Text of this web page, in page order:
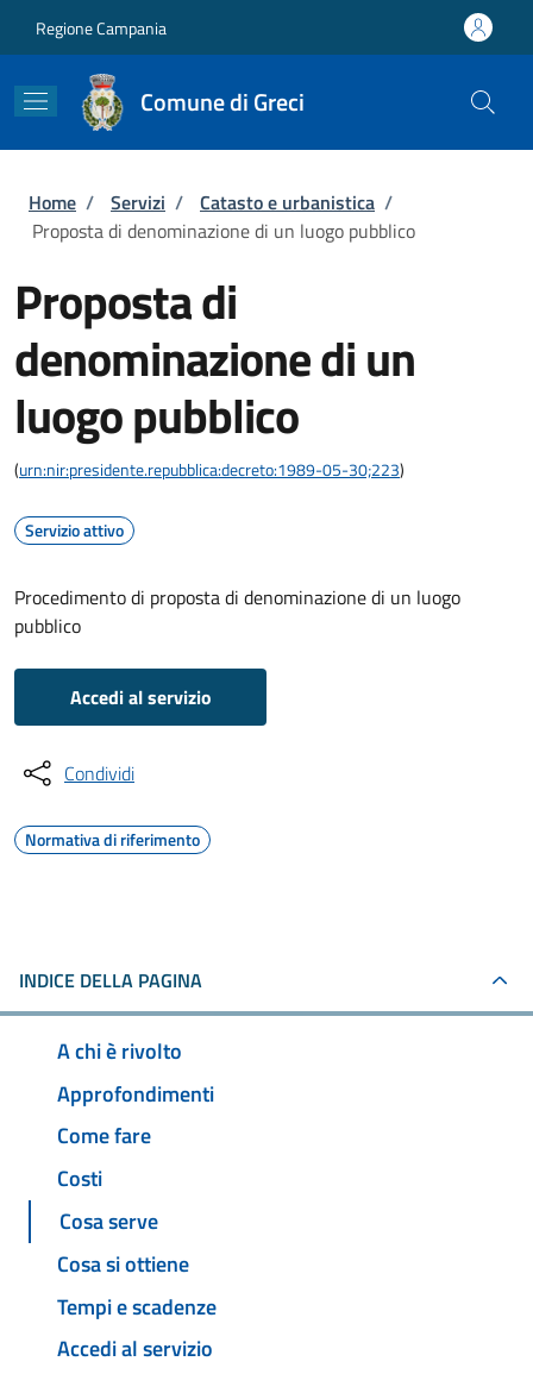
Regione Campania
Comune di Greci
Briciole di pane
Home / Servizi / Catasto e urbanistica /
Proposta di denominazione di un luogo pubblico
Proposta di
denominazione di un
luogo pubblico
(urn:nir:presidente.repubblica:decreto:1989-05-30;223)
Servizio attivo
Procedimento di proposta di denominazione di un luogo
pubblico
Accedi al servizio
Condividi
Normativa di riferimento
INDICE DELLA PAGINA
A chi è rivolto
Approfondimenti
Come fare
Costi
Cosa serve
Cosa si ottiene
Tempi e scadenze
Accedi al servizio